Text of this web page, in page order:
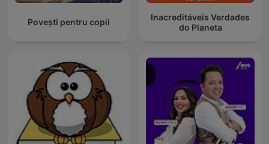
Povești pentru copii
Inacreditáveis Verdades
do Planeta